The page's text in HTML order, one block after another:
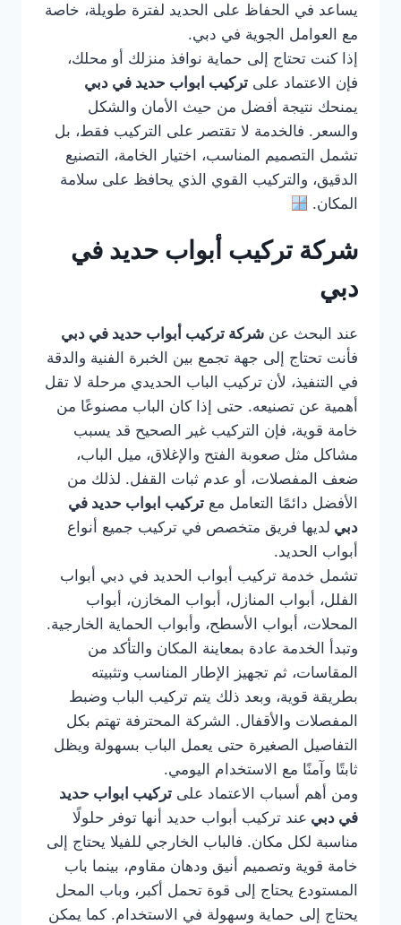
يساعد في الحفاظ على الحديد لفترة طويلة، خاصة
مع العوامل الجوية في دبي.
إذا كنت تحتاج إلى حماية نوافذ منزلك أو محلك،
فإن الاعتماد على تركيب ابواب حديد في دبي
يمنحك نتيجة أفضل من حيث الأمان والشكل
والسعر. فالخدمة لا تقتصر على التركيب فقط، بل
تشمل التصميم المناسب، اختيار الخامة، التصنيع
الدقيق، والتركيب القوي الذي يحافظ على سلامة
المكان.
شركة تركيب أبواب حديد في
دبي
عند البحث عن شركة تركيب أبواب حديد في دبي
فأنت تحتاج إلى جهة تجمع بين الخبرة الفنية والدقة
في التنفيذ، لأن تركيب الباب الحديدي مرحلة لا تقل
أهمية عن تصنيعه. حتى إذا كان الباب مصنوعًا من
خامة قوية، فإن التركيب غير الصحيح قد يسبب
مشاكل مثل صعوبة الفتح والإغلاق، ميل الباب،
ضعف المفصلات، أو عدم ثبات القفل. لذلك من
الأفضل دائمًا التعامل مع تركيب ابواب حديد في
دبي لديها فريق متخصص في تركيب جميع أنواع
أبواب الحديد.
تشمل خدمة تركيب أبواب الحديد في دبي أبواب
الفلل، أبواب المنازل، أبواب المخازن، أبواب
المحلات، أبواب الأسطح، وأبواب الحماية الخارجية.
وتبدأ الخدمة عادة بمعاينة المكان والتأكد من
المقاسات، ثم تجهيز الإطار المناسب وتثبيته
بطريقة قوية، وبعد ذلك يتم تركيب الباب وضبط
المفصلات والأقفال. الشركة المحترفة تهتم بكل
التفاصيل الصغيرة حتى يعمل الباب بسهولة ويظل
ثابتًا وآمنًا مع الاستخدام اليومي.
ومن أهم أسباب الاعتماد على تركيب ابواب حديد
في دبي عند تركيب أبواب حديد أنها توفر حلولًا
مناسبة لكل مكان. فالباب الخارجي للفيلا يحتاج إلى
خامة قوية وتصميم أنيق ودهان مقاوم، بينما باب
المستودع يحتاج إلى قوة تحمل أكبر، وباب المحل
يحتاج إلى حماية وسهولة في الاستخدام. كما يمكن